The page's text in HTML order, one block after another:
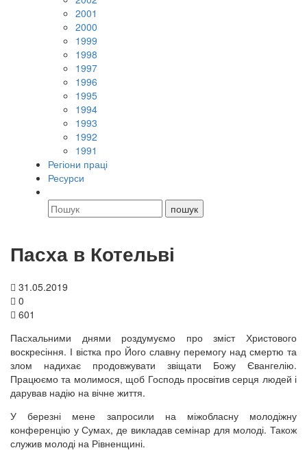
2001
2000
1999
1998
1997
1996
1995
1994
1993
1992
1991
Регіони праці
Ресурси
Пасха в Котельві
31.05.2019
0
601
Пасхальними днями роздумуємо про зміст Христового
воскресіння. І вістка про Його славну перемогу над смертю та
злом надихає продовжувати звіщати Божу Євангелію.
Працюємо та молимося, щоб Господь просвітив серця людей і
дарував надію на вічне життя.
У березні мене запросили на міжобласну молодіжну
конференцію у Сумах, де викладав семінар для молоді. Також
служив молоді на Рівненщині.